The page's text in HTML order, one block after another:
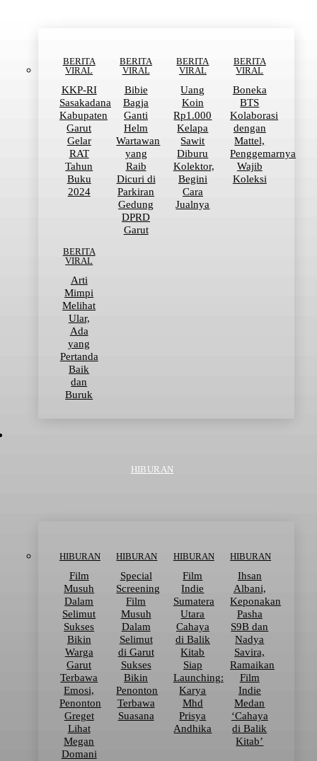
BERITA
VIRAL
KKP-RI
Sasakadana
Kabupaten
Garut
Gelar
RAT
Tahun
Buku
2024
BERITA
VIRAL
Bibie
Bagja
Ganti
Helm
Wartawan
yang
Raib
Dicuri di
Parkiran
Gedung
DPRD
Garut
BERITA
VIRAL
Uang
Koin
Rp1.000
Kelapa
Sawit
Diburu
Kolektor,
Begini
Cara
Jualnya
BERITA
VIRAL
Boneka
BTS
Kolaborasi
dengan
Mattel,
Penggemarnya
Wajib
Koleksi
BERITA
VIRAL
Arti
Mimpi
Melihat
Ular,
Ada
yang
Pertanda
Baik
dan
Buruk
HIBURAN
HIBURAN
Film
Musuh
Dalam
Selimut
Sukses
Bikin
Warga
Garut
Terbawa
Emosi,
Penonton
Greget
Lihat
Megan
Domani
HIBURAN
Special
Screening
Film
Musuh
Dalam
Selimut
di Garut
Sukses
Bikin
Penonton
Terbawa
Suasana
HIBURAN
Film
Indie
Sumatera
Utara
Cahaya
di Balik
Kitab
Siap
Launching:
Karya
Mhd
Prisya
Andhika
HIBURAN
Ihsan
Albani,
Keponakan
Pasha
S9B dan
Nadya
Savira,
Ramaikan
Film
Indie
Medan
‘Cahaya
di Balik
Kitab’